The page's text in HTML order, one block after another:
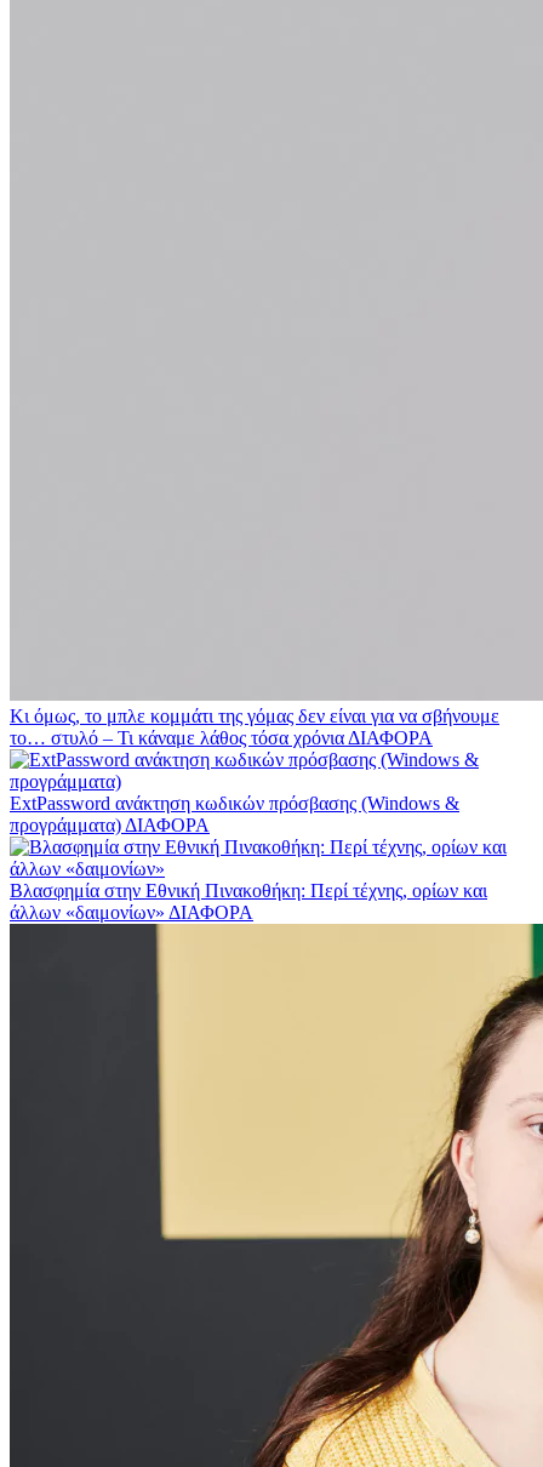
Κι όμως, το μπλε κομμάτι της γόμας δεν είναι για να σβήνουμε
το… στυλό – Τι κάναμε λάθος τόσα χρόνιαΔΙΑΦΟΡΑ
ExtPassword ανάκτηση κωδικών πρόσβασης (Windows &
προγράμματα)ΔΙΑΦΟΡΑ
Βλασφημία στην Εθνική Πινακοθήκη: Περί τέχνης, ορίων και
άλλων «δαιμονίων» ΔΙΑΦΟΡΑ